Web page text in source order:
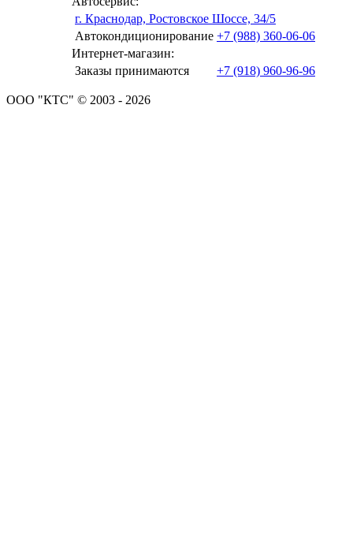
г. Краснодар, Ростовское Шоссе, 34/5
Автокондиционирование +7 (988) 360-06-06
Интернет-магазин:
Заказы принимаются
+7 (918) 960-96-96
ООО "КТС" © 2003 - 2026